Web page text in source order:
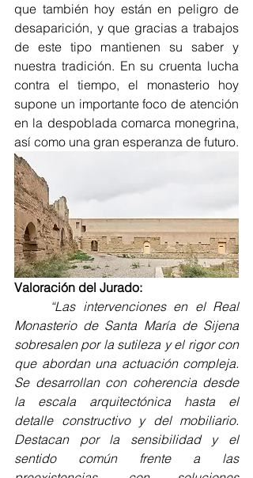
que también hoy están en peligro de
desaparición, y que gracias a trabajos
de este tipo mantienen su saber y
nuestra tradición. En su cruenta lucha
contra el tiempo, el monasterio hoy
supone un importante foco de atención
en la despoblada comarca monegrina,
así como una gran esperanza de futuro.
Valoración del Jurado:
Monasterio de Santa María de Sijena
sobresalen por la sutileza y el rigor con
que abordan una actuación compleja.
Se desarrollan con coherencia desde
la escala arquitectónica hasta el
detalle constructivo y del mobiliario.
Destacan por la sensibilidad y el
sentido común frente a las